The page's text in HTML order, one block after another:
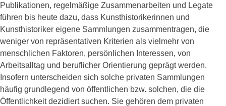
Publikationen, regelmäßige Zusammenarbeiten und Legate
führen bis heute dazu, dass Kunsthistorikerinnen und
Kunsthistoriker eigene Sammlungen zusammentragen, die
weniger von repräsentativen Kriterien als vielmehr von
menschlichen Faktoren, persönlichen Interessen, von
Arbeitsalltag und beruflicher Orientierung geprägt werden.
Insofern unterscheiden sich solche privaten Sammlungen
häufig grundlegend von öffentlichen bzw. solchen, die die
Öffentlichkeit dezidiert suchen. Sie gehören dem privaten